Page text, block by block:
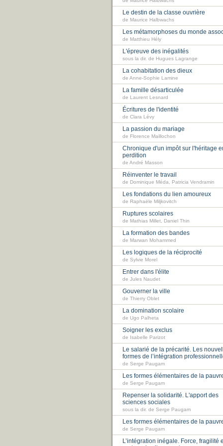
Le destin de la classe ouvrière
de Maurice Halbwachs
Les métamorphoses du monde
de Matthieu Hély
L'épreuve des inégalités
sous la dir. de Hugues Lagrange
La cohabitation des dieux
de Anne-Sophie Lamine
La famille désarticulée
de Laurent Lesnard
Écritures de l'identité
de Clara Lévy
La passion du mariage
de Florence Maillochon
Chronique d'un impôt sur l'héritage
perdition
de André Masson
Réinventer le travail
de Dominique Méda, Patricia Vendramin
Les fondations du lien amoureux
de Raphaële Miljkovitch
Ruptures scolaires
de Mathias Millet, Daniel Thin
La formation des bandes
de Marwan Mohammed
Les logiques de la réciprocité
de Sylvie Morel
Entrer dans l'élite
de Jules Naudet
Gouverner la ville
de Thierry Oblet
La domination scolaire
de Ugo Palheta
Soigner les exclus
de Isabelle Parizot
Le salarié de la précarité. Les
formes de l’intégration
de Serge Paugam
Les formes élémentaires de la
de Serge Paugam
Repenser la solidarité. L'apport des
sciences sociales
sous la dir. de Serge Paugam
Les formes élémentaires de la
de Serge Paugam
L’intégration inégale. Force, fragilité